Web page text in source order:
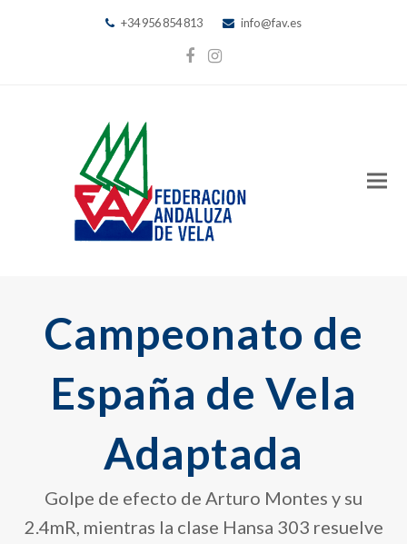
+34 956 854 813 info@fav.es
Facebook
Instagram
Campeonato de
España de Vela
Adaptada
Golpe de efecto de Arturo Montes y su
2.4mR, mientras la clase Hansa 303 resuelve